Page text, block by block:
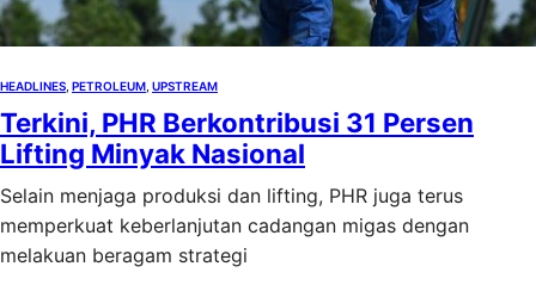
HEADLINES PETROLEUM UPSTREAM
Terkini, PHR Berkontribusi 31 Persen
Lifting Minyak Nasional
Selain menjaga produksi dan lifting, PHR juga terus
memperkuat keberlanjutan cadangan migas dengan
melakuan beragam strategi